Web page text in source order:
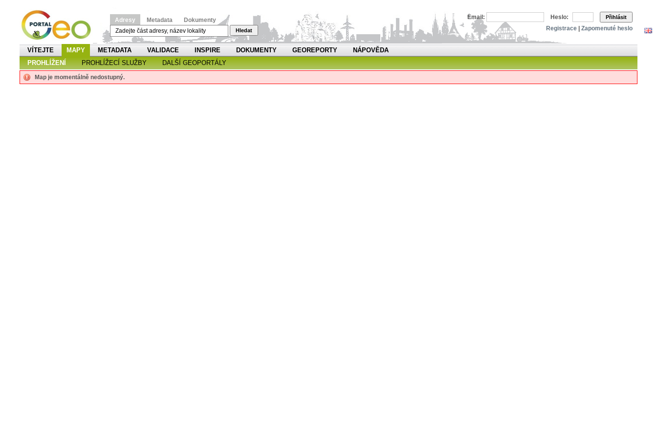
Adresy Metadata Dokumenty
Hledat
Email: Heslo: Přihlásit
Registrace Zapomenuté heslo
VÍTEJTE MAPY METADATA VALIDACE INSPIRE DOKUMENTY GEOREPORTY
NÁPOVĚDA
PROHLÍŽENÍ
PROHLÍŽECÍ SLUŽBY DALŠÍ GEOPORTÁLY
Map je momentálně nedostupný.